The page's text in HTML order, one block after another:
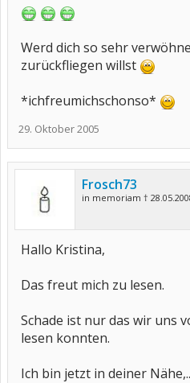
Werd dich so sehr
zurückfliegen willst
*ichfreumichschonso*
29. Oktober 2005
Frosch73
in memoriam †
Hallo Kristina,
Das freut mich zu lesen.
Schade ist nur das wir uns
lesen konnten.
Ich bin jetzt in deiner